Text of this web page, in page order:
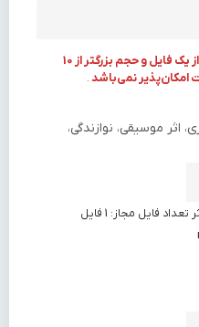
یک فایل و
حجم بزرگتر از 10
نمی‌باشد .
اثر موسیقی، نوازندگی،